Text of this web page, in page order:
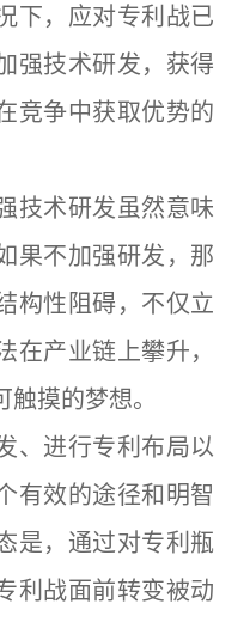
下，应对专利战已
强技术研发，获得
竞争中获取优势的
术研发虽然意味
果不加强研发，那
构性阻碍，不仅立
在产业链上攀升，
摸的梦想。
进行专利布局以
有效的途径和明智
是，通过对专利瓶
利战面前转变被动